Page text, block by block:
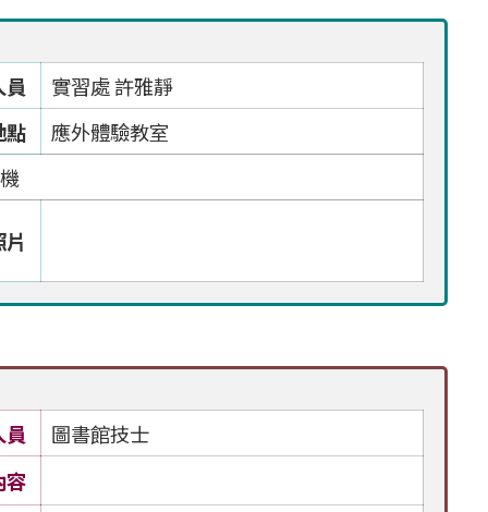
員
實習處 許雅靜
點
應外體驗教室
圖書館技士
容